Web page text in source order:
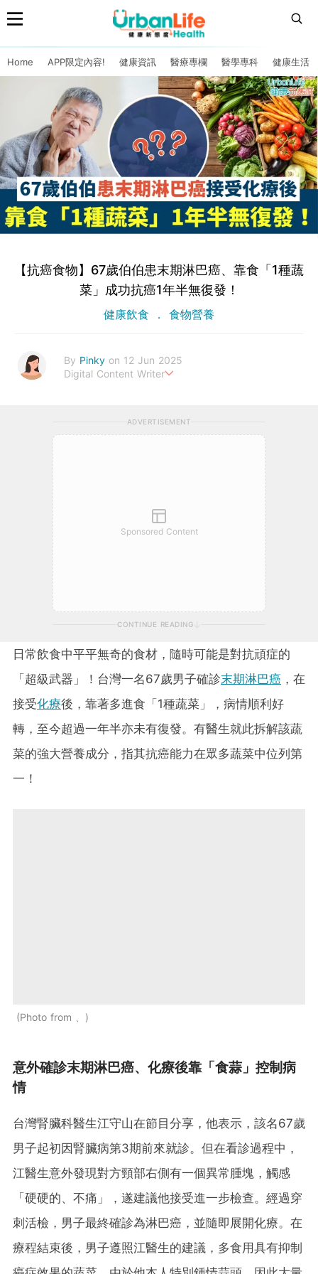
Home APP限定內容! 健康資訊 醫療專欄 醫學專科 健康生活
【抗癌食物】67歲伯伯患末期淋巴癌、靠食「1種蔬
菜」成功抗癌1年半無復發！
健康飲食 食物營養
By Pinky on 12 Jun 2025
Digital Content Writer
ADVERTISEMENT
Sponsored Content
CONTINUE READING
日常飲食中平平無奇的食材，隨時可能是對抗頑症的
「超級武器」！台灣一名67歲男子確診末期淋巴癌 ，在
接受化療後，靠著多進食「1種蔬菜」，病情順利好
轉，至今超過一年半亦未有復發。有醫生就此拆解該蔬
菜的強大營養成分，指其抗癌能力在眾多蔬菜中位列第
一！
Photo from 、
意外確診末期淋巴癌、化療後靠「食蒜」控制病
情
台灣腎臟科醫生江守山在節目分享，他表示，該名67歲
男子起初因腎臟病第3期前來就診。但在看診過程中，
江醫生意外發現對方頸部右側有一個異常腫塊，觸感
「硬硬的、不痛」，遂建議他接受進一步檢查。經過穿
刺活檢，男子最終確診為淋巴癌，並隨即展開化療。在
療程結束後，男子遵照江醫生的建議，多食用具有抑制